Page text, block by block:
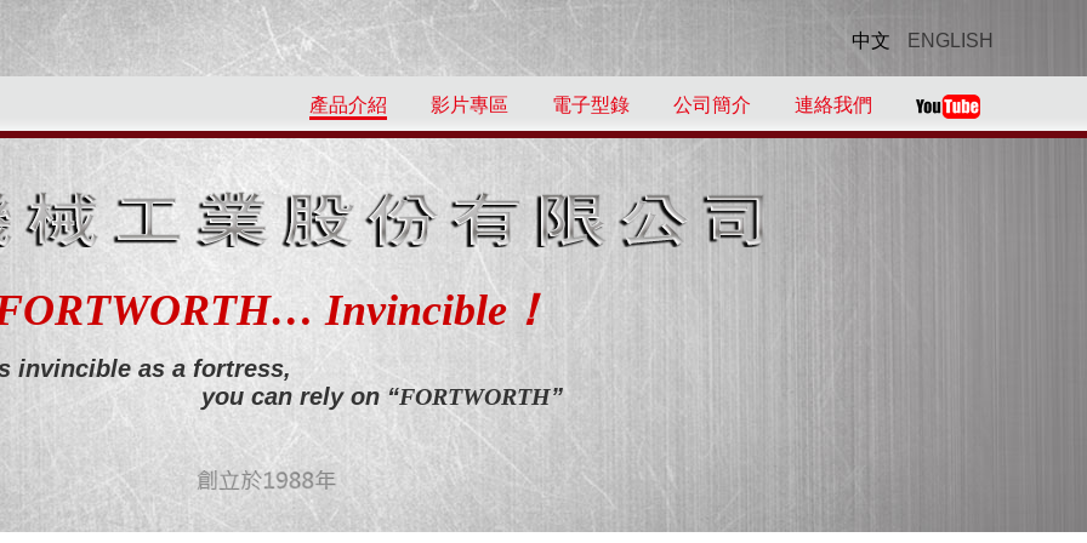
中文 ENGLISH
產品介紹 影片專區 電子型錄 公司簡介 連絡我們
Invincible！
invincible as a fortress,
you can rely on “FORTWORTH”